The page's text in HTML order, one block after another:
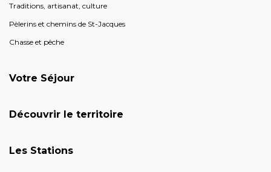
Traditions, artisanat, culture
Pèlerins et chemins de St-Jacques
Chasse et pêche
Votre Séjour
Découvrir le territoire
Les Stations